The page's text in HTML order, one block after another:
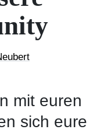
mit euren
sich eure